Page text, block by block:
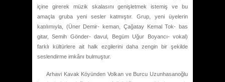
içine girerek müzik skalasını genişletmek istemiş ve bu
amaçla gruba yeni sesler katmıştır. Grup, yeni üyelerin
katılımıyla, (Üner Demir- keman, Çağatay Kemal Tok- bas
gitar, Semih Gönder- davul, Begüm Uğur Boyancı- vokal)
farklı kültürlere ait halk ezgilerini daha zengin bir şekilde
seslendirme imkânı bulmuştur.
Arhavi Kavak Köyünden Volkan ve Burcu Uzunhasanoğlu